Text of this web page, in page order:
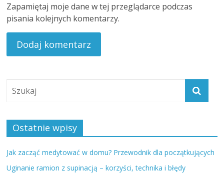
Zapamiętaj moje dane w tej przeglądarce podczas
pisania kolejnych komentarzy.
Ostatnie wpisy
Jak zacząć medytować w domu? Przewodnik dla początkujących
Uginanie ramion z supinacją – korzyści, technika i błędy